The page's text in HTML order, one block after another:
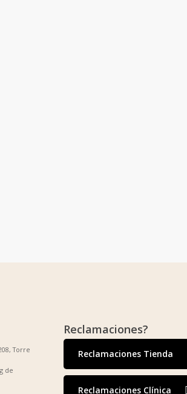
Torre
de
Reclamaciones?
Reclamaciones Tienda
Reclamaciones Clínica